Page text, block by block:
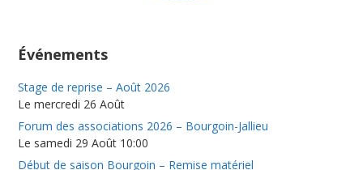
Événements
Stage de reprise – Août 2026
Le mercredi 26 Août
Forum des associations 2026 – Bourgoin-Jallieu
Le samedi 29 Août 10:00
Début de saison Bourgoin – Remise matériel